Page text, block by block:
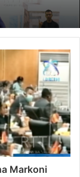
Markoni